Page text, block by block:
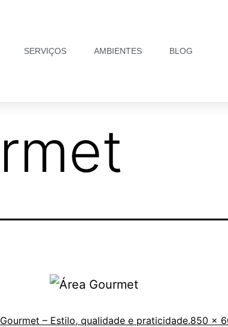
SERVIÇOS AMBIENTES BLOG
– Estilo, qualidade e praticidade.850 ×